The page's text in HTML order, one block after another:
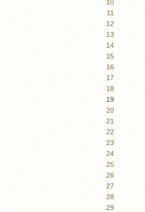
10
11
12
13
14
15
16
17
18
19
20
21
22
23
24
25
26
27
28
29